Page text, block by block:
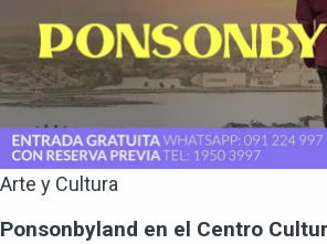
Arte y Cultura
Ponsonbyland en el Centro